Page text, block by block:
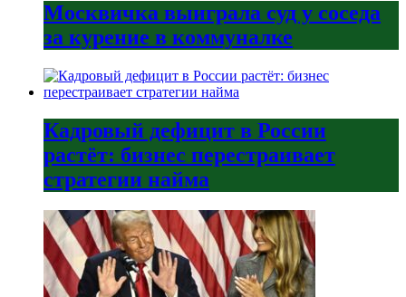
Москвичка выиграла суд у соседа
за курение в коммуналке
Кадровый дефицит в России
растёт: бизнес перестраивает
стратегии найма